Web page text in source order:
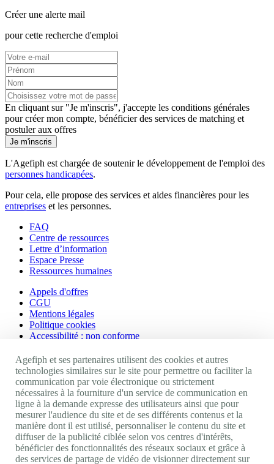
Créer une alerte mail
pour cette recherche d'emploi
En cliquant sur "Je m'inscris", j'accepte les conditions générales
pour créer mon compte, bénéficier des services de matching et
postuler aux offres
Je m'inscris
L'Agefiph est chargée de soutenir le développement de l'emploi des
personnes handicapées.
Pour cela, elle propose des services et aides financières pour les
entreprises et les personnes.
FAQ
Centre de ressources
Lettre d’information
Espace Presse
Ressources humaines
Appels d'offres
CGU
Mentions légales
Politique cookies
Accessibilité : non conforme
Nos autres sites
Site portail Agefiph
Activateur de progrès
Handinnov
Innovation et recherche
Université du RRH
Service AppuiPro
Agefiph et ses partenaires utilisent des cookies et autres
technologies similaires sur le site pour permettre ou faciliter la
communication par voie électronique ou strictement
nécessaires à la fourniture d'un service de communication en
ligne à la demande expresse des utilisateurs ainsi que pour
mesurer l'audience du site et de ses différents contenus et la
manière dont il est utilisé, personnaliser le contenu du site et
diffuser de la publicité ciblée selon vos centres d'intérêts,
bénéficier des fonctionnalités des réseaux sociaux et grâce à
des services de partage de vidéo de visionner directement sur